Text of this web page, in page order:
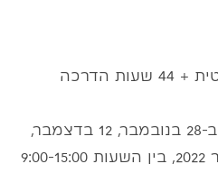
• 28 שעות הכשרה תאורטית + 44 שעות הדרכה
• 4 מפגשים, בימי ראשון ב-28 בנובמבר, 12 בדצמבר,
19 בדצמבר 2021, 2 בינואר 2022, בין השעות 9:00-15:00